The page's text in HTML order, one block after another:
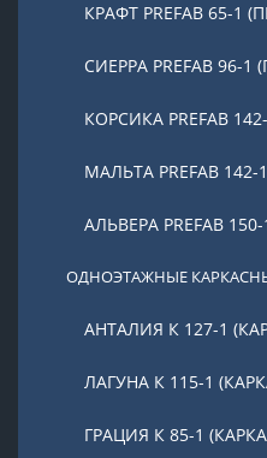
КРАФТ PREFAB 65-1
СИЕРРА PREFAB 96-
КОРСИКА PREFAB
МАЛЬТА PREFAB
АЛЬВЕРА PREFAB
ОДНОЭТАЖНЫЕ
АНТАЛИЯ К 127-1
ЛАГУНА К 115-1
ГРАЦИЯ К 85-1